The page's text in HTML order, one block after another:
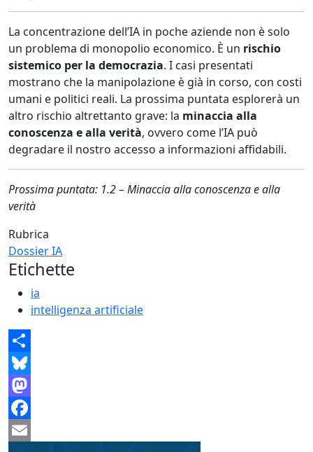
La concentrazione dell’IA in poche aziende non è solo
un problema di monopolio economico. È un rischio
sistemico per la democrazia. I casi presentati
mostrano che la manipolazione è già in corso, con costi
umani e politici reali. La prossima puntata esplorerà un
altro rischio altrettanto grave: la minaccia alla
conoscenza e alla verità, ovvero come l’IA può
degradare il nostro accesso a informazioni affidabili.
Prossima puntata: 1.2 – Minaccia alla conoscenza e alla
verità
Rubrica
Dossier IA
Etichette
ia
intelligenza artificiale
Share
Bluesky
Mastodon
Facebook